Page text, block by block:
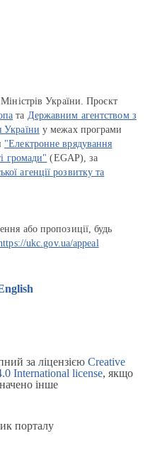
України. Проєкт
та Державним агентством з
України у межах програми
"Електронне врядування
громади" (EGAP), за
агенції розвитку та
або пропозиції, будь
ukc.gov.ua/appeal
за ліцензією Creative
International license, якщо
інше
порталу